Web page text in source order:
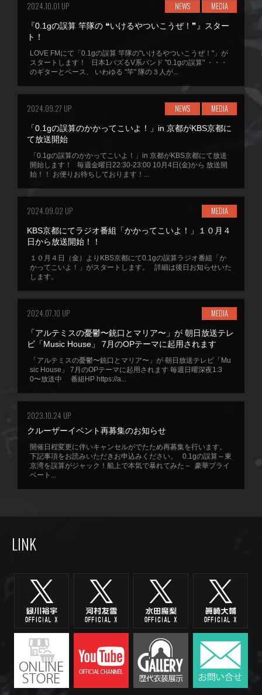
2024.10.01 UP NEWS MEDIA
『0.1gの誤算 竿隊の ❝いけるやついこうぜ！❞』スター
ト！
LOVE FMにて「0.1gの誤算 竿隊の"いけるやついこうぜ！"」が
スタートします！ 日本1バズるV系バンド "0.1gの誤算" ・・・
のギターとベース、 いわゆる "竿" 隊の３人が...
2024.09.27 UP NEWS MEDIA
「0.1gの誤算のかかってこいよ！」in 京都がKBS京都に
て放送開始
「0.1gの誤算のかかってこいよ！」in 京都がKBS京都にて放送
開始します！ 毎週金曜日22:30-23:00 10月4日(金)から 放送開
始！！ お便りお待ちしております！...
2024.09.02 UP MEDIA
KBS京都にてラジオ番組「かかってこいよ！」１０月４
日から放送開始！！
１０月４日（金）よりKBS京都にて0.1gの誤算ラジオ番組「か
かってこいよ！」がスタートします。 詳細は後日お知らせいた
します。
2024.07.10 UP MEDIA
「アルテミスの憂鬱〜銃口とマリア〜」が 朝日放送テレ
ビ「Music House」 7月のOPテーマに起用されます
「アルテミスの憂鬱〜銃口とマリア〜」が 朝日放送テレビ「Mu
sic House」 7月のOPテーマに起用されます 毎週日曜深夜1:3
0〜放送中 番組HP https://a...
2023.10.24 UP
クルーザーイベント再募集のお知らせ
開催日程変更に伴いキャンセルがでたため再募集を行います。
下記事項をお読みいただきお申込みください。 0.1gの誤算～東
京湾を誤算がジャック！船上で本気で暴れてみた～ 豪華プライ
ベート...
LINK